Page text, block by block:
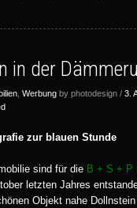
in der
Werbung by photodesign / 3.
zur blauen Stunde
sind für die B + S + P
letzten Jahres
Objekt nahe